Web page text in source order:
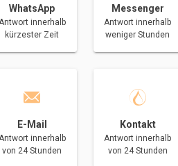
WhatsApp
innerhalb
kürzester Zeit
Messenger
Antwort innerhalb
weniger Stunden
E-Mail
innerhalb
von 24 Stunden
Kontakt
Antwort innerhalb
von 24 Stunden